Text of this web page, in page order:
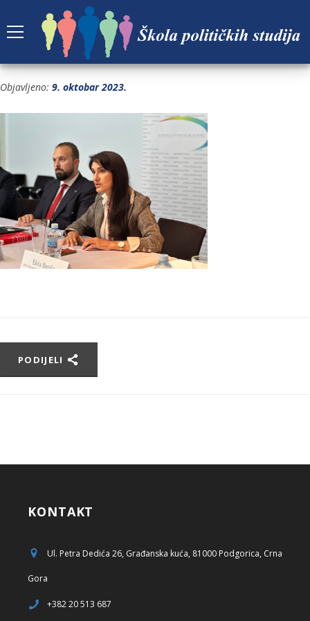
IMG_3246
Objavljeno: 9. oktobar 2023.
PODIJELI
KONTAKT
Ul. Petra Dedića 26, Građanska kuća, 81000 Podgorica, Crna
Gora
+382 20 513 687